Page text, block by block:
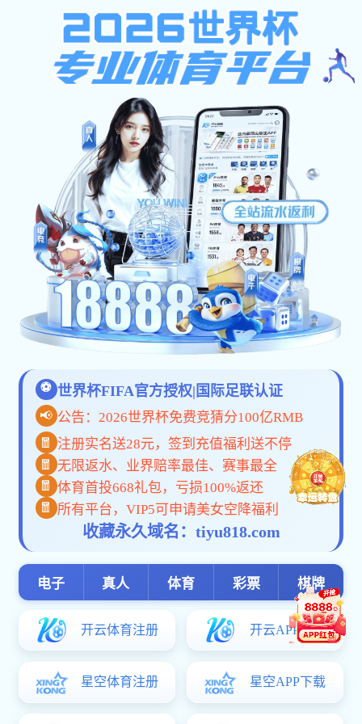
欧宝在线登陆,艾弗森代言贝博
欢迎访问欧宝在线登陆网站！
艾弗森代言贝
博概况
师资力量 人才培养
师资力量
按系科
外籍教师
退休教师
外籍教师
LARA